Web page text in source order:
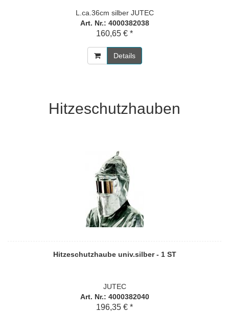
L.ca.36cm silber JUTEC
Art. Nr.: 4000382038
160,65 € *
Details
Hitzeschutzhauben
Hitzeschutzhaube univ.silber - 1 ST
JUTEC
Art. Nr.: 4000382040
196,35 € *